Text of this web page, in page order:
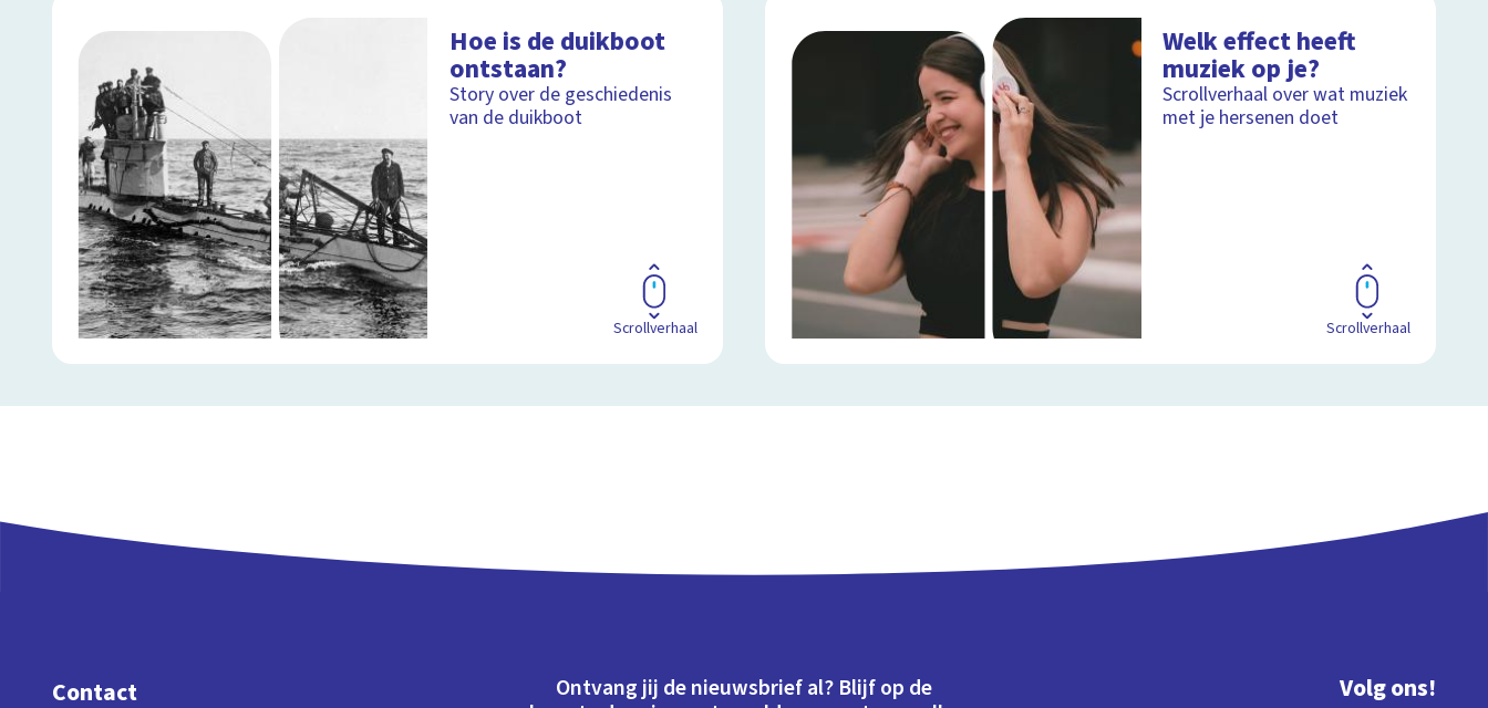
Hoe is de duikboot
ontstaan?
Story over de geschiedenis
van de duikboot
Scrollverhaal
Welk effect heeft
muziek op je?
Scrollverhaal over wat muziek
met je hersenen doet
Scrollverhaal
Contact
Ontvang jij de nieuwsbrief al? Blijf op de
Volg ons!